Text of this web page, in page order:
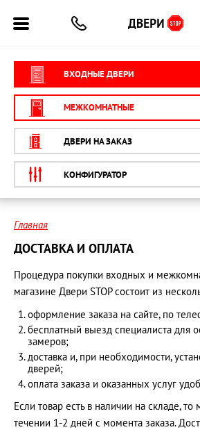
ВХОДНЫЕ ДВЕРИ
МЕЖКОМНАТНЫЕ
ДВЕРИ НА ЗАКАЗ
КОНФИГУРАТОР
Главная
ДОСТАВКА И ОПЛАТА
Процедура покупки входных и
магазине Двери STOP состоит из
оформление заказа на сайте, по
бесплатный выезд специалиста для
замеров;
доставка и, при необходимости,
дверей;
оплата заказа и оказанных услуг
Если товар есть в наличии на складе,
течении 1-2 дней с момента заказа.